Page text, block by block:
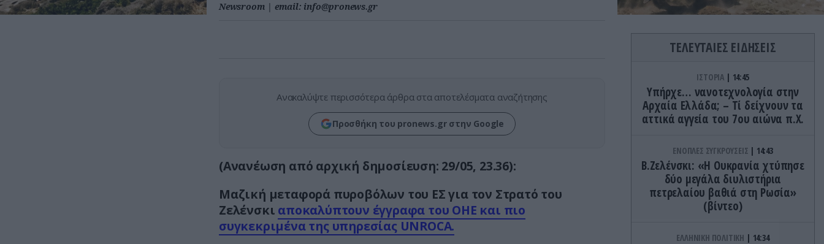
Newsroom | email: info@pronews.gr
Ανακαλύψτε περισσότερα άρθρα στα αποτελέσματα αναζήτησης
Προσθήκη του pronews.gr στην Google
(Ανανέωση από αρχική δημοσίευση: 29/05, 23.36):
Μαζική μεταφορά πυροβόλων του ΕΣ για τον Στρατό του
Ζελένσκι αποκαλύπτουν έγγραφα του ΟΗΕ και πιο
συγκεκριμένα της υπηρεσίας UNROCA.
ΤΕΛΕΥΤΑΙΕΣ ΕΙΔΗΣΕΙΣ
ΙΣΤΟΡΙΑ 14:45
Υπήρχε… νανοτεχνολογία στην
Αρχαία Ελλάδα; – Τί δείχνουν τα
αττικά αγγεία του 7ου αιώνα π.Χ.
ΕΝΟΠΛΕΣ ΣΥΓΚΡΟΥΣΕΙΣ 14:43
Β.Ζελένσκι: «Η Ουκρανία χτύπησε
δύο μεγάλα διυλιστήρια
πετρελαίου βαθιά στη Ρωσία»
(βίντεο)
ΕΛΛΗΝΙΚΗ ΠΟΛΙΤΙΚΗ 14:34